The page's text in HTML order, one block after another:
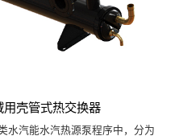
壳管式热交换器
水汽能水汽热源泵程序中，分为